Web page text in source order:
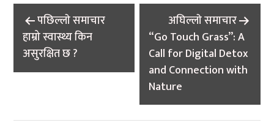
Post
navigation
पछिल्लाे समाचार
हाम्रो स्वास्थ्य किन
असुरक्षित छ ?
अघिल्लाे समाचार
“Go Touch Grass”: A
Call for Digital Detox
and Connection with
Nature